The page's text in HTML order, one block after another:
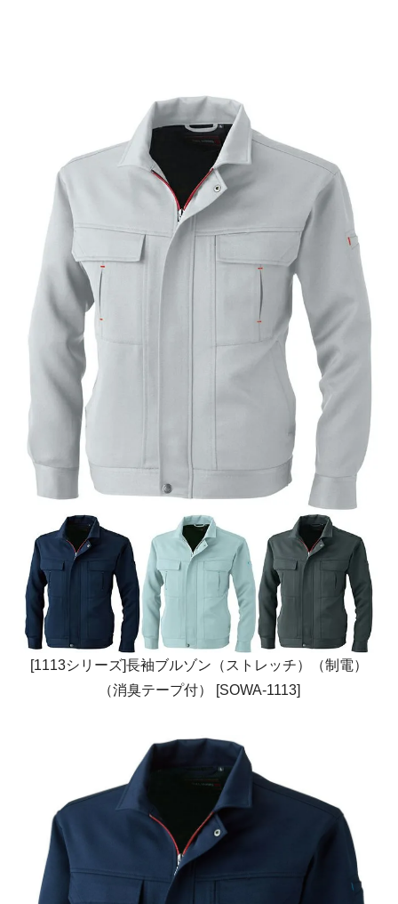
[1113シリーズ]長袖ブルゾン（ストレッチ）（制電）
（消臭テープ付） [SOWA-1113]